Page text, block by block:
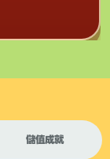
儲值成就